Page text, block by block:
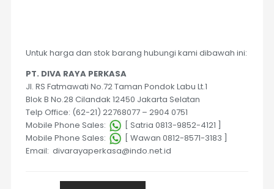
Untuk harga dan stok barang hubungi kami dibawah ini:
PT. DIVA RAYA PERKASA
Jl. RS Fatmawati No.72 Taman Pondok Labu Lt.1
Blok B No.28 Cilandak 12450 Jakarta Selatan
Telp Office: (62-21) 22768077 – 2904 0751
Mobile Phone Sales:
[ Satria 0813-9852-4121 ]
Mobile Phone Sales:
[ Wawan 0812-8571-3183 ]
Email: divarayaperkasa@indo.net.id